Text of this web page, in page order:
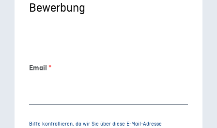
Bewerbung
Email *
Bitte kontrollieren, da wir Sie über diese E-Mail-Adresse